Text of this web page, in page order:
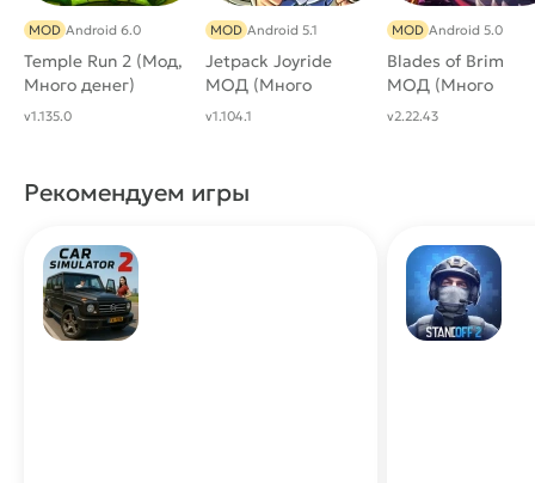
Жанр: /
Однопользовательские Платформер
Моды PvZ / Офлайн / 3D
Temple Run 2 (Мод,
Много денег)
MOD Android 6.0
v1.135.0
Jetpack Joyride
МОД (Много
денег)
MOD Android 5.1
v1.104.1
Blades of Brim
МОД (Много
денег)
MOD Android 5.0
v2.22.43
Рекомендуем игры